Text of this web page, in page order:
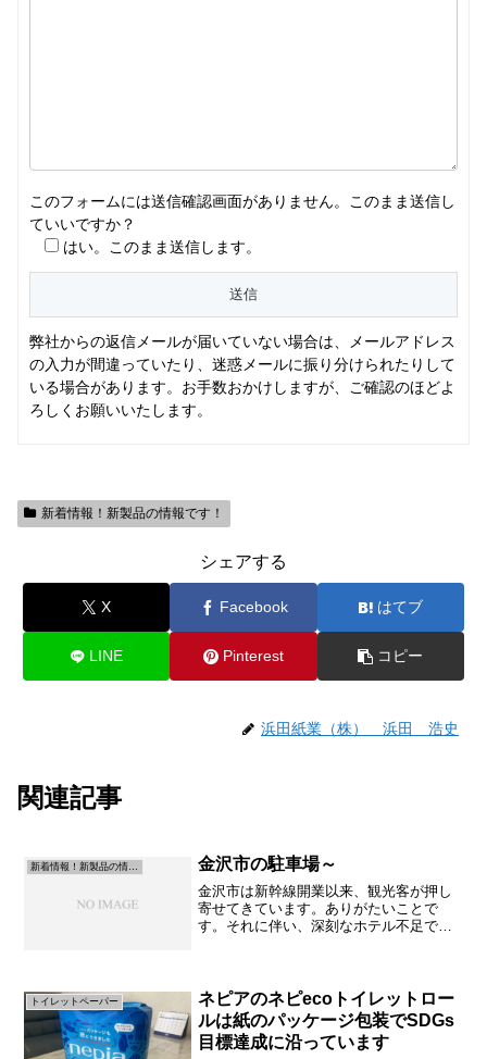
このフォームには送信確認画面がありません。このまま送信し
ていいですか？
はい。このまま送信します。
弊社からの返信メールが届いていない場合は、メールアドレス
の入力が間違っていたり、迷惑メールに振り分けられたりして
いる場合があります。お手数おかけしますが、ご確認のほどよ
ろしくお願いいたします。
新着情報！新製品の情報です！
シェアする
X Facebook はてブ
LINE Pinterest コピー
浜田紙業（株） 浜田 浩史
関連記事
新着情報！新製品の情報です！ 金沢市の駐車場～
金沢市は新幹線開業以来、観光客が押し
寄せてきています。ありがたいことで
す。それに伴い、深刻なホテル不足で今
中も含めて５～８棟ほど建っ...
トイレットペーパー
ネピアのネピecoトイレットロー
ルは紙のパッケージ包装でSDGs
目標達成に沿っています